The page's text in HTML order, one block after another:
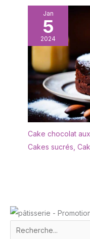
Jan
5
2024
Cake chocolat
Cakes sucrés,